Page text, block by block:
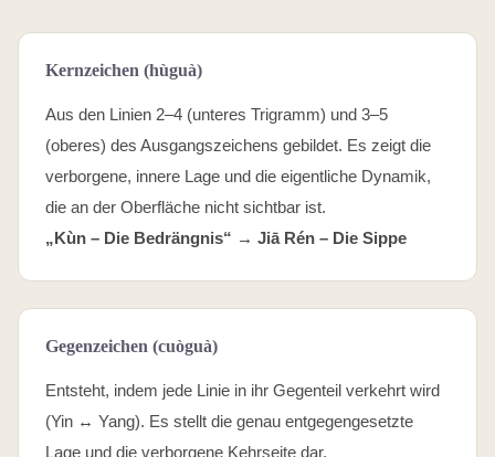
Kernzeichen (hùguà)
Aus den Linien 2–4 (unteres Trigramm) und 3–5
(oberes) des Ausgangszeichens gebildet. Es zeigt die
verborgene, innere Lage und die eigentliche Dynamik,
die an der Oberfläche nicht sichtbar ist.
„Kùn – Die Bedrängnis“ → Jiā Rén – Die Sippe
Gegenzeichen (cuòguà)
Entsteht, indem jede Linie in ihr Gegenteil verkehrt wird
(Yin ↔ Yang). Es stellt die genau entgegengesetzte
Lage und die verborgene Kehrseite dar.